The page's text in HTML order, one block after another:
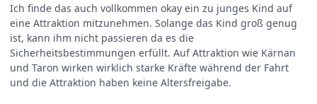
Ich finde das auch vollkommen okay ein zu junges Kind auf
eine Attraktion mitzunehmen. Solange das Kind groß genug
ist, kann ihm nicht passieren da es die
Sicherheitsbestimmungen erfüllt. Auf Attraktion wie Kärnan
und Taron wirken wirklich starke Kräfte während der Fahrt
und die Attraktion haben keine Altersfreigabe.